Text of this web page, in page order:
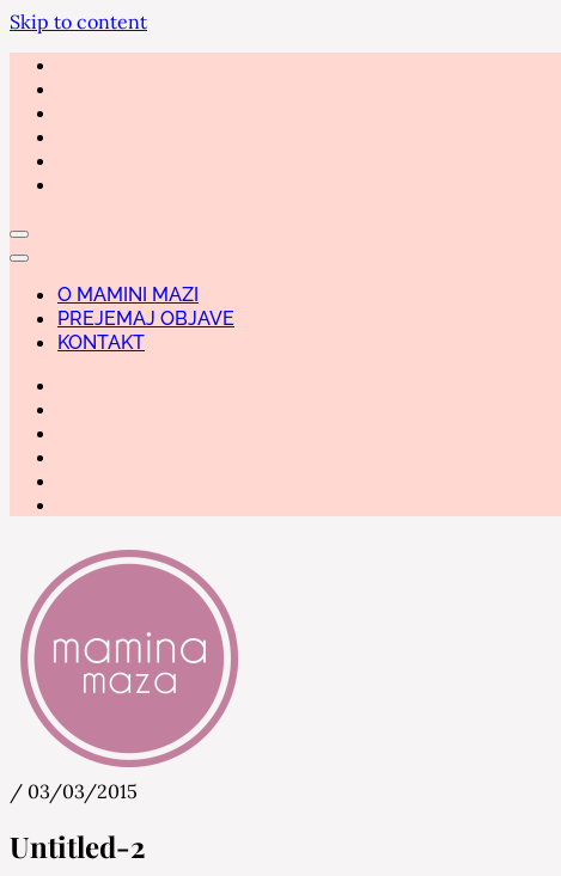
Skip to content
O MAMINI MAZI
PREJEMAJ OBJAVE
KONTAKT
Mamina Maza
/ 03/03/2015
Untitled-2